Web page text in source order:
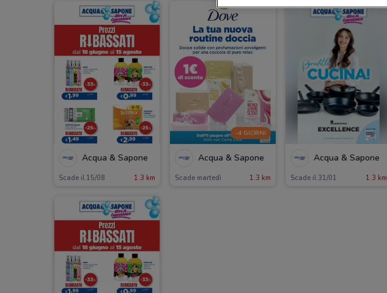
Acqua & Sapone
Scade il 15/08 1.3 km
-4 GIORNI
Acqua & Sapone
Scade martedì 1.3 km
Acqua & Sapone
Scade il 31/01 1.3 km